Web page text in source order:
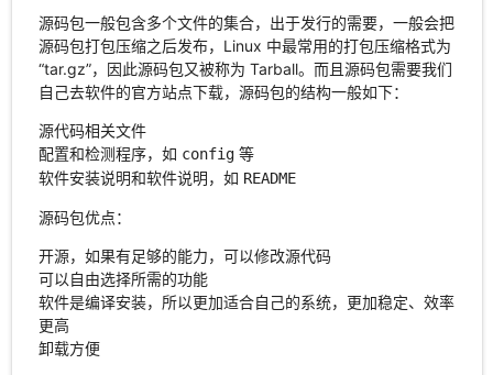
源码包一般包含多个文件的集合，出于发行的需要，一般会把
源码包打包压缩之后发布，Linux 中最常用的打包压缩格式为
“tar.gz”，因此源码包又被称为 Tarball。而且源码包需要我们
自己去软件的官方站点下载，源码包的结构一般如下：
源代码相关文件
配置和检测程序，如 config等
软件安装说明和软件说明，如 README
源码包优点：
开源，如果有足够的能力，可以修改源代码
可以自由选择所需的功能
软件是编译安装，所以更加适合自己的系统，更加稳定、效率
更高
卸载方便